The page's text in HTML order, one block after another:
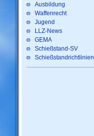
Ausbildung
Waffenrecht
Jugend
LLZ-News
GEMA
Schießstand-SV
Schießstandrichtlinien